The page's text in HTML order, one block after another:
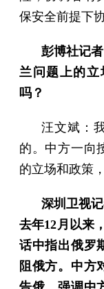
保安全前提下
彭博社记
兰问题上的立
吗？
汪文斌：
的。中方一向
的立场和政策
深圳卫视
去年12月以来
话中指出俄罗
阻俄方。中方